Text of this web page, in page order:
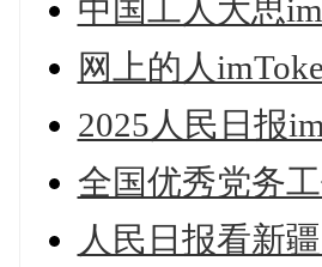
中国工人大思
网上的人
2025人民日报
全国优秀党务
人民日报看新